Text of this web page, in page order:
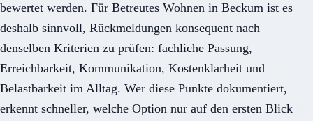
bewertet werden. Für Betreutes Wohnen in Beckum ist es
deshalb sinnvoll, Rückmeldungen konsequent nach
denselben Kriterien zu prüfen: fachliche Passung,
Erreichbarkeit, Kommunikation, Kostenklarheit und
Belastbarkeit im Alltag. Wer diese Punkte dokumentiert,
erkennt schneller, welche Option nur auf den ersten Blick